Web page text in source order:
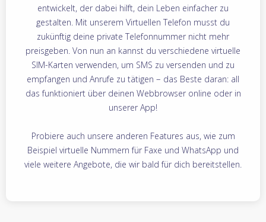
entwickelt, der dabei hilft, dein Leben einfacher zu
gestalten. Mit unserem Virtuellen Telefon musst du
zukünftig deine private Telefonnummer nicht mehr
preisgeben. Von nun an kannst du verschiedene virtuelle
SIM-Karten verwenden, um SMS zu versenden und zu
empfangen und Anrufe zu tätigen – das Beste daran: all
das funktioniert über deinen Webbrowser online oder in
unserer App!
Probiere auch unsere anderen Features aus, wie zum
Beispiel virtuelle Nummern für Faxe und WhatsApp und
viele weitere Angebote, die wir bald für dich bereitstellen.